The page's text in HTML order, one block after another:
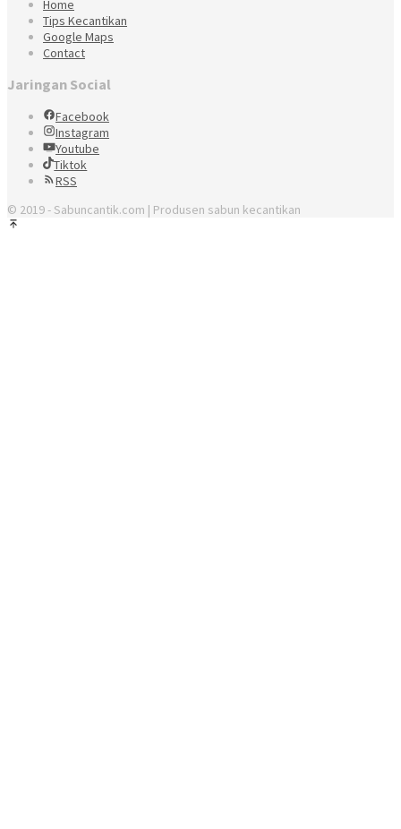
Home
Tips Kecantikan
Google Maps
Contact
Jaringan Social
Facebook
Instagram
Youtube
Tiktok
RSS
© 2019 - Sabuncantik.com | Produsen sabun kecantikan